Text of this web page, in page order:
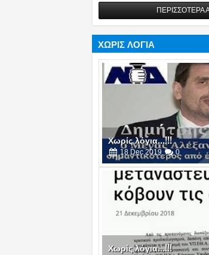
13 May 2026
Η Τουρκία
Yildirimhan
(video)
06 May 2026
Πυρά στο
Λευκού
Τραμπ
26Apr 2026
ΧΩΡΙΣ ΛΟΓΙΑ
Χωρίς λόγια...!!!
18 Dec 2019 0
Χωρίς λόγια...!!!